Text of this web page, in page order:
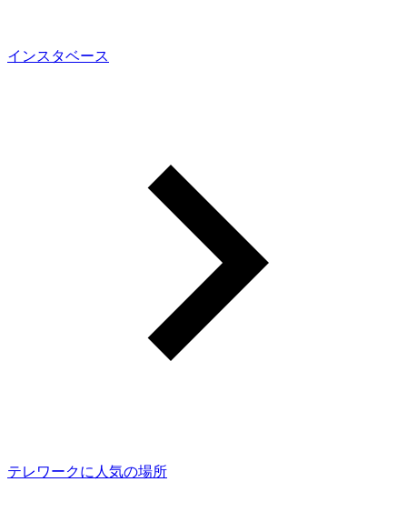
インスタベース
テレワークに人気の場所